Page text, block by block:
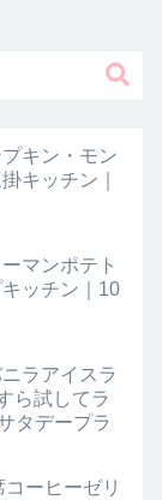
キン・モン
キッチン｜
マンポテト
ッチン｜10
ラアイスラ
ら試してラ
タデープラ
コーヒーゼリ